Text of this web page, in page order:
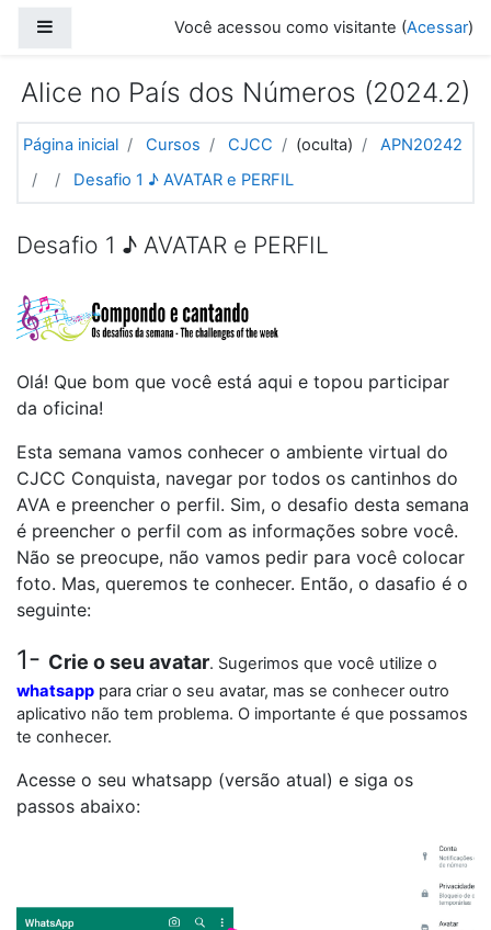
Você acessou como visitante (Acessar)
Alice no País dos Números (2024.2)
Página inicial Cursos CJCC (oculta)
APN20242
Desafio 1 ♪ AVATAR e PERFIL
Desafio 1 ♪ AVATAR e PERFIL
Olá! Que bom que você está aqui e topou participar
da oficina!
Esta semana vamos conhecer o ambiente virtual do
CJCC Conquista, navegar por todos os cantinhos do
AVA e preencher o perfil. Sim, o desafio desta semana
é preencher o perfil com as informações sobre você.
Não se preocupe, não vamos pedir para você colocar
foto. Mas, queremos te conhecer. Então, o dasafio é o
seguinte:
1- Crie o seu avatar. Sugerimos que você utilize o
whatsapp para criar o seu avatar, mas se conhecer outro
aplicativo não tem problema. O importante é que possamos
te conhecer.
Acesse o seu whatsapp (versão atual) e siga os
passos abaixo: